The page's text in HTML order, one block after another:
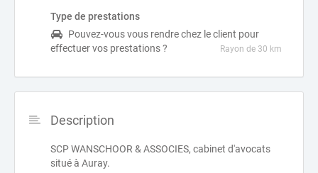
Type de prestations
Pouvez-vous vous rendre chez le client pour
effectuer vos prestations ?
Rayon de 30 km
Description
SCP WANSCHOOR & ASSOCIES, cabinet d'avocats
situé à Auray.